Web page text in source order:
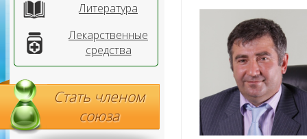
Литература
Лекарственные
средства
Стать членом
союза